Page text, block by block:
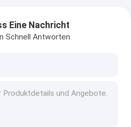
Eine Nachricht
Schnell Antworten